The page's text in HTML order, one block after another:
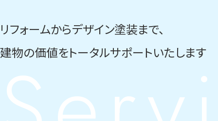
リフォームからデザイン塗装まで、
建物の価値をトータルサポートいたします